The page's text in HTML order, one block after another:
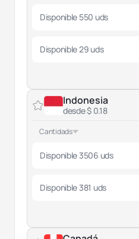
Disponible 550 uds
Disponible 29 uds
Indonesia
desde $ 0.18
Cantidads
Disponible 3506 uds
Disponible 381 uds